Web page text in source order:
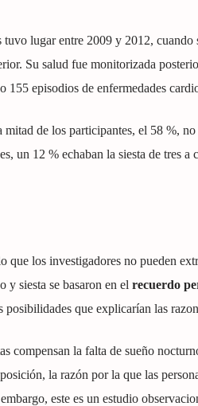
lugar entre 2009 y 2012, cuando
Su salud fue monitorizada
155 episodios de enfermedades
de los participantes, el 58 %,
un 12 % echaban la siesta de tres
que los investigadores no pueden
y siesta se basaron en el recuerdo
posibilidades que explicarían las
compensan la falta de sueño
la razón por la que las
este es un estudio